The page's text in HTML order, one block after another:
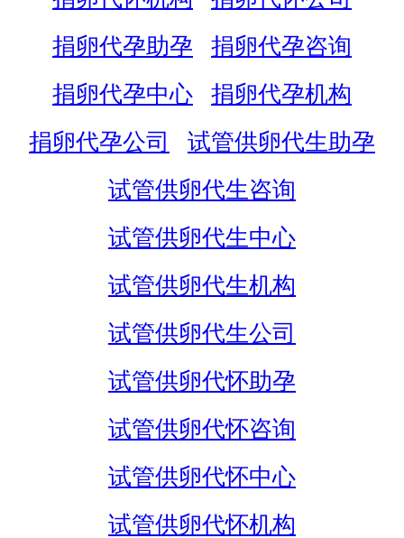
捐卵代孕助孕
捐卵代孕咨询
捐卵代孕中心
捐卵代孕机构
捐卵代孕公司
试管供卵代生助孕
试管供卵代生咨询
试管供卵代生中心
试管供卵代生机构
试管供卵代生公司
试管供卵代怀助孕
试管供卵代怀咨询
试管供卵代怀中心
试管供卵代怀机构